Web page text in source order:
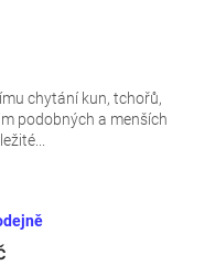
chytání kun, tchořů,
podobných a menších